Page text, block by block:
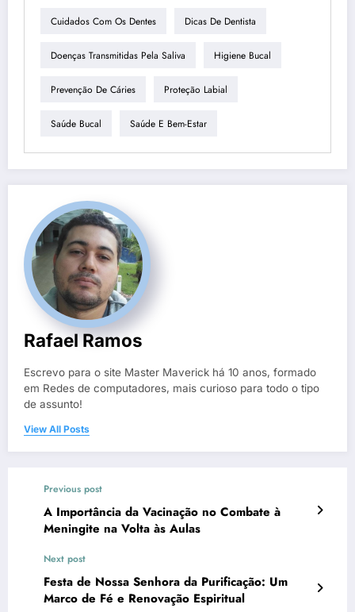
Cuidados Com Os Dentes Dicas De Dentista
Doenças Transmitidas Pela Saliva Higiene Bucal
Prevenção De Cáries Proteção Labial
Saúde Bucal Saúde E Bem-Estar
Rafael Ramos
Escrevo para o site Master Maverick há 10 anos, formado
em Redes de computadores, mais curioso para todo o tipo
de assunto!
View All Posts
Previous post
A Importância da Vacinação no Combate à
Meningite na Volta às Aulas
Next post
Festa de Nossa Senhora da Purificação: Um
Marco de Fé e Renovação Espiritual